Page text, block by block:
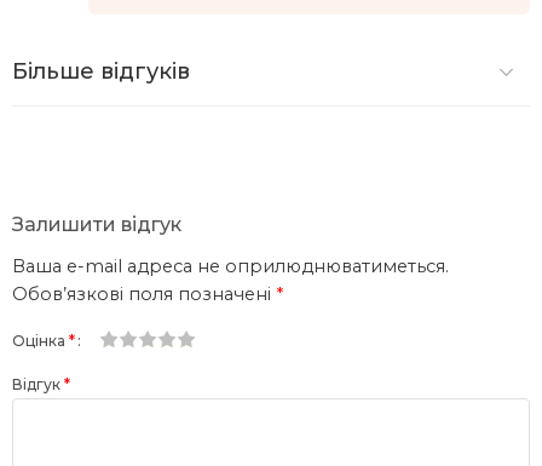
Більше відгуків
Залишити відгук
Ваша e-mail адреса не оприлюднюватиметься.
Обов’язкові поля позначені *
Оцінка *
Відгук *